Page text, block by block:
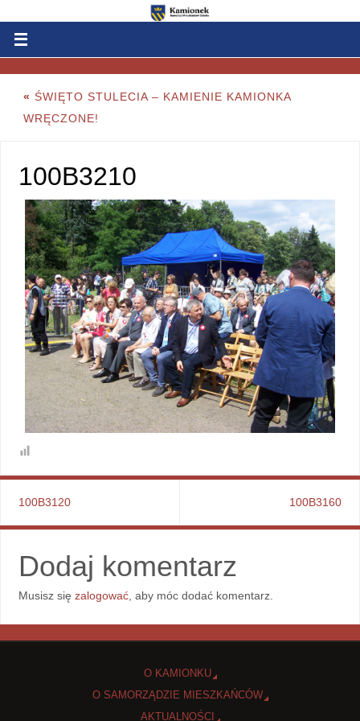
« ŚWIĘTO STULECIA – KAMIENIE KAMIONKA
WRĘCZONE!
100B3210
100B3120 100B3160
Dodaj komentarz
Musisz się zalogować, aby móc dodać komentarz.
O KAMIONKU
O SAMORZĄDZIE MIESZKAŃCÓW
AKTUALNOŚCI